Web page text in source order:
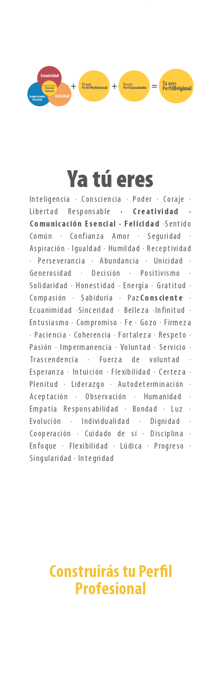
Ya tú eres
Inteligencia · Consciencia · Poder · Coraje ·
Libertad Responsable · Creatividad ·
Comunicación Esencial · Felicidad ·Sentido
Común · Confianza Amor · Seguridad ·
Aspiración · Igualdad · Humildad · Receptividad
· Perseverancia · Abundancia · Unicidad ·
Generosidad · Decisión·Positivismo ·
Solidaridad · Honestidad · Energía · Gratitud ·
Compasión · Sabiduría · Paz Consciente ·
Ecuanimidad ·Sinceridad · Belleza ·Infinitud ·
Entusiasmo · Compromiso · Fe· Gozo · Firmeza
· Paciencia · Coherencia · Fortaleza · Respeto ·
Pasión · Impermanencia · Voluntad · Servicio ·
Trascendencia · Fuerza de voluntad ·
Esperanza · Intuición · Flexibilidad · Certeza ·
Plenitud · Liderazgo · Autodeterminación ·
Aceptación · Observación · Humanidad ·
Empatía Responsabilidad · Bondad · Luz ·
Evolución · Individualidad · Dignidad ·
Cooperación · Cuidado de sí · Disciplina ·
Enfoque · Flexibilidad · Lúdica · Progreso ·
Singularidad · Integridad
Construirás tu Perfil
Profesional